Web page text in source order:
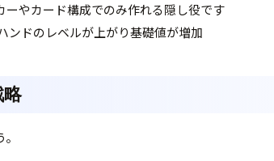
やカード構成でのみ作れる隠し役です
ドのレベルが上がり基礎値が増加
略